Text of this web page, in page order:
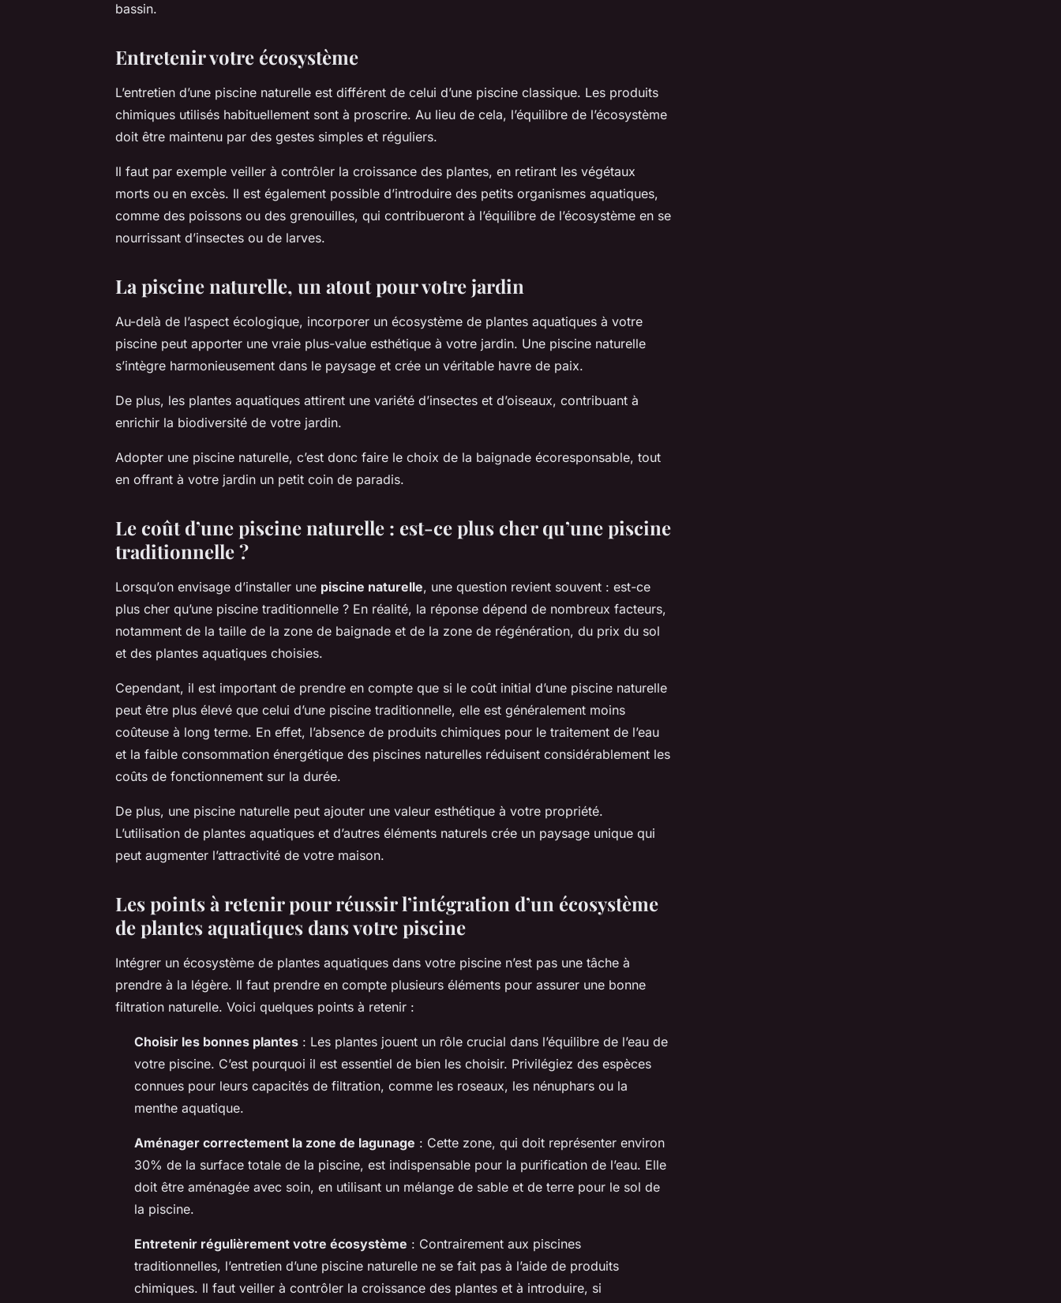
bassin.
Entretenir votre écosystème
L’entretien d’une piscine naturelle est différent de celui d’une piscine classique. Les produits
chimiques utilisés habituellement sont à proscrire. Au lieu de cela, l’équilibre de l’écosystème
doit être maintenu par des gestes simples et réguliers.
Il faut par exemple veiller à contrôler la croissance des plantes, en retirant les végétaux
morts ou en excès. Il est également possible d’introduire des petits organismes aquatiques,
comme des poissons ou des grenouilles, qui contribueront à l’équilibre de l’écosystème en se
nourrissant d’insectes ou de larves.
La piscine naturelle, un atout pour votre jardin
Au-delà de l’aspect écologique, incorporer un écosystème de plantes aquatiques à votre
piscine peut apporter une vraie plus-value esthétique à votre jardin. Une piscine naturelle
s’intègre harmonieusement dans le paysage et crée un véritable havre de paix.
De plus, les plantes aquatiques attirent une variété d’insectes et d’oiseaux, contribuant à
enrichir la biodiversité de votre jardin.
Adopter une piscine naturelle, c’est donc faire le choix de la baignade écoresponsable, tout
en offrant à votre jardin un petit coin de paradis.
Le coût d’une piscine naturelle : est-ce plus cher qu’une piscine
traditionnelle ?
Lorsqu’on envisage d’installer une piscine naturelle, une question revient souvent : est-ce
plus cher qu’une piscine traditionnelle ? En réalité, la réponse dépend de nombreux facteurs,
notamment de la taille de la zone de baignade et de la zone de régénération, du prix du sol
et des plantes aquatiques choisies.
Cependant, il est important de prendre en compte que si le coût initial d’une piscine naturelle
peut être plus élevé que celui d’une piscine traditionnelle, elle est généralement moins
coûteuse à long terme. En effet, l’absence de produits chimiques pour le traitement de l’eau
et la faible consommation énergétique des piscines naturelles réduisent considérablement les
coûts de fonctionnement sur la durée.
De plus, une piscine naturelle peut ajouter une valeur esthétique à votre propriété.
L’utilisation de plantes aquatiques et d’autres éléments naturels crée un paysage unique qui
peut augmenter l’attractivité de votre maison.
Les points à retenir pour réussir l’intégration d’un écosystème
de plantes aquatiques dans votre piscine
Intégrer un écosystème de plantes aquatiques dans votre piscine n’est pas une tâche à
prendre à la légère. Il faut prendre en compte plusieurs éléments pour assurer une bonne
filtration naturelle. Voici quelques points à retenir :
Choisir les bonnes plantes : Les plantes jouent un rôle crucial dans l’équilibre de l’eau de
votre piscine. C’est pourquoi il est essentiel de bien les choisir. Privilégiez des espèces
connues pour leurs capacités de filtration, comme les roseaux, les nénuphars ou la
menthe aquatique.
Aménager correctement la zone de lagunage : Cette zone, qui doit représenter environ
30% de la surface totale de la piscine, est indispensable pour la purification de l’eau. Elle
doit être aménagée avec soin, en utilisant un mélange de sable et de terre pour le sol de
la piscine.
Entretenir régulièrement votre écosystème : Contrairement aux piscines
traditionnelles, l’entretien d’une piscine naturelle ne se fait pas à l’aide de produits
chimiques. Il faut veiller à contrôler la croissance des plantes et à introduire, si